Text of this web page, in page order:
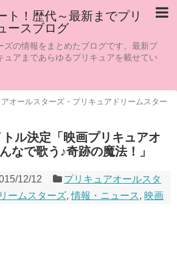
ト！歴代～最新までプリ
ースブログ
ズの情報をまとめたブログです。最新プ
ュアまであらゆるプリキュアを載せてい
オールスターズ・プリキュアドリームスター
ル決定「映画プリキュアオ
なで歌う♪奇跡の魔法！」
12/12
プリキュアオールスタ
ームスターズ,情報・ニュース, 映画